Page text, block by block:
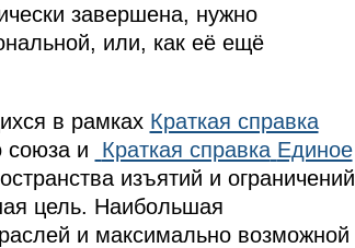
завершена, нужно
или, как её ещё
в рамках Краткая справка
союза и Краткая справка Единое
изъятий и ограничений
цель. Наибольшая
и максимально возможной